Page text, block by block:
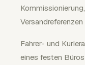
Fahrer- und
eines festen